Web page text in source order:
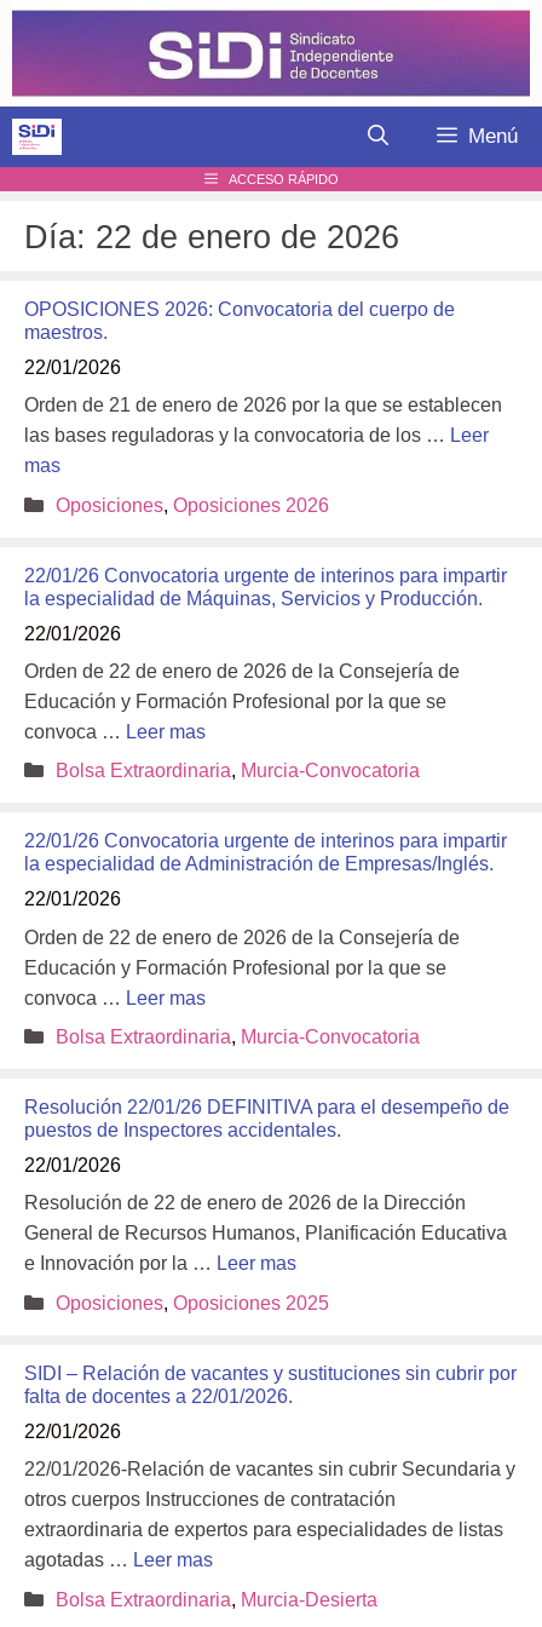
Saltar
Menú
ACCESO RÁPIDO
Día: 22 de enero de 2026
OPOSICIONES 2026: Convocatoria del cuerpo de
maestros.
22/01/2026
Orden de 21 de enero de 2026 por la que se establecen
las bases reguladoras y la convocatoria de los … Leer
mas
Categorías
Oposiciones, Oposiciones 2026
22/01/26 Convocatoria urgente de interinos para impartir
la especialidad de Máquinas, Servicios y Producción.
22/01/2026
Orden de 22 de enero de 2026 de la Consejería de
Educación y Formación Profesional por la que se
convoca … Leer mas
Categorías
Bolsa Extraordinaria, Murcia-Convocatoria
22/01/26 Convocatoria urgente de interinos para impartir
la especialidad de Administración de Empresas/Inglés.
22/01/2026
Orden de 22 de enero de 2026 de la Consejería de
Educación y Formación Profesional por la que se
convoca … Leer mas
Categorías
Bolsa Extraordinaria, Murcia-Convocatoria
Resolución 22/01/26 DEFINITIVA para el desempeño de
puestos de Inspectores accidentales.
22/01/2026
Resolución de 22 de enero de 2026 de la Dirección
General de Recursos Humanos, Planificación Educativa
e Innovación por la … Leer mas
Categorías
Oposiciones, Oposiciones 2025
SIDI – Relación de vacantes y sustituciones sin cubrir por
falta de docentes a 22/01/2026.
22/01/2026
22/01/2026-Relación de vacantes sin cubrir Secundaria y
otros cuerpos Instrucciones de contratación
extraordinaria de expertos para especialidades de listas
agotadas … Leer mas
Categorías
Bolsa Extraordinaria, Murcia-Desierta